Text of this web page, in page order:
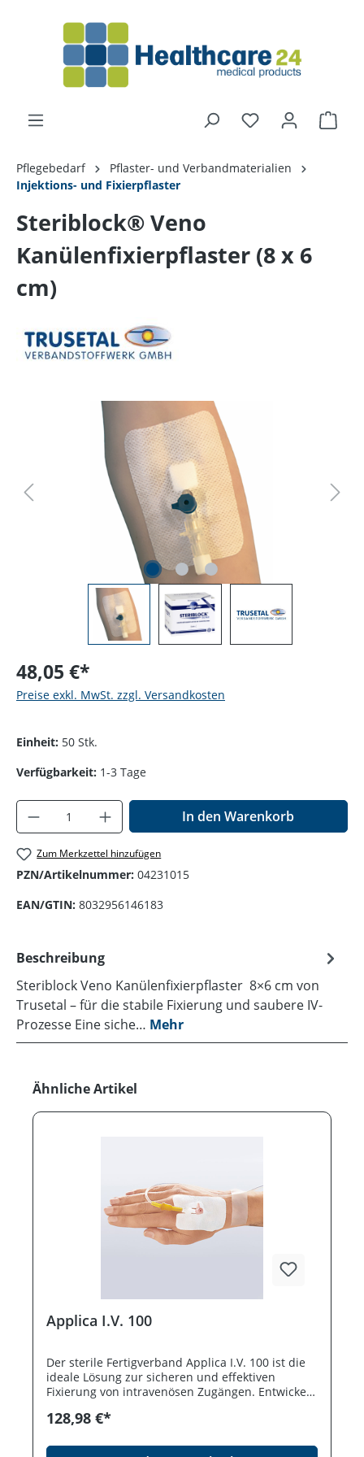
Pflegebedarf
Pflaster- und Verbandmaterialien
Injektions- und Fixierpflaster
Steriblock® Veno
Kanülenfixierpflaster (8 x 6
cm)
Bildergalerie überspringen
48,05 €*
Preise exkl. MwSt. zzgl. Versandkosten
Einheit: 50 Stk.
Verfügbarkeit: 1-3 Tage
Produkt Anzahl: Gib den gewünschten
In den Warenkorb
Zum Merkzettel hinzufügen
PZN/Artikelnummer: 04231015
EAN/GTIN: 8032956146183
Beschreibung
Steriblock Veno Kanülenfixierpflaster 8×6 cm von
Trusetal – für die stabile Fixierung und saubere IV-
Prozesse Eine siche… Mehr
Produktgalerie überspringen
Ähnliche Artikel
Applica I.V. 100
Der sterile Fertigverband Applica I.V. 100 ist die
ideale Lösung zur sicheren und effektiven
Fixierung von intravenösen Zugängen. Entwickelt
Anforderungen in Arztpraxen, Kliniken und
Fixierpflaster optimalen Halt und hohen
128,98 €*